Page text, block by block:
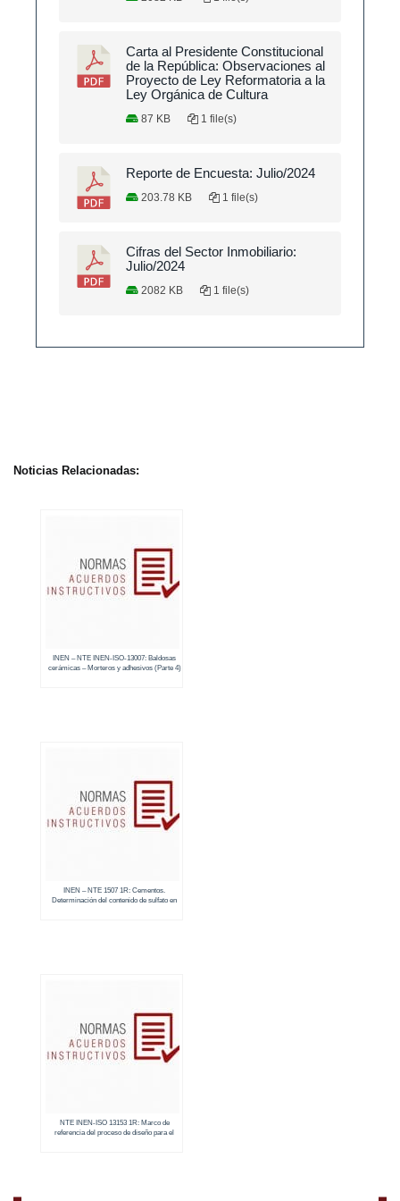
Carta al Presidente Constitucional
de la República: Observaciones al
Proyecto de Ley Reformatoria a la
Ley Orgánica de Cultura
87 KB 1 file(s)
Reporte de Encuesta: Julio/2024
203.78 KB 1 file(s)
Cifras del Sector Inmobiliario:
Julio/2024
2082 KB 1 file(s)
Noticias Relacionadas:
INEN – NTE INEN-ISO-13007: Baldosas
cerámicas – Morteros y adhesivos (Parte 4)
INEN – NTE 1507 1R: Cementos.
Determinación del contenido de sulfato en
NTE INEN-ISO 13153 1R: Marco de
referencia del proceso de diseño para el